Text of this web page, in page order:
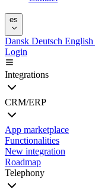
es
Dansk Deutsch English
Login
Integrations
CRM/ERP
App marketplace
Functionalities
New integration
Roadmap
Telephony